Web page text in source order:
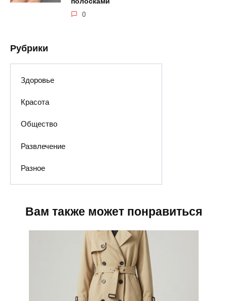
0
Рубрики
Здоровье
Красота
Общество
Развлечение
Разное
Вам также может понравиться